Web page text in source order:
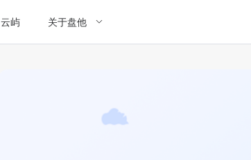
云屿 关于盘他